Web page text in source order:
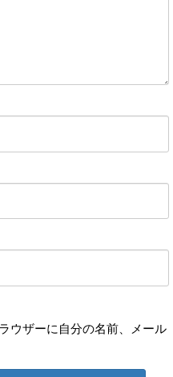
ウザーに自分の名前、メール